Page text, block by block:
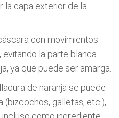
la capa exterior de la
con movimientos
evitando la parte blanca
ya que puede ser amarga.
de naranja se puede
(bizcochos, galletas, etc.),